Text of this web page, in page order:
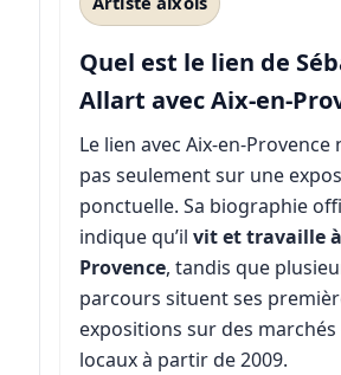
Quel est le lien de
Allart avec Aix-en-
Le lien avec Aix-en-Provence
pas seulement sur une
ponctuelle. Sa biographie
indique qu’il vit et travaille
Provence, tandis que
parcours situent ses
expositions sur des marchés
locaux à partir de 2009.